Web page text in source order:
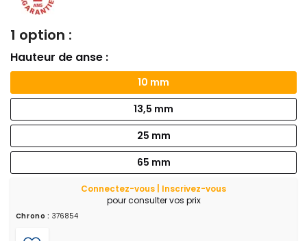
1 option :
Hauteur de anse :
10 mm
13,5 mm
25 mm
65 mm
Connectez-vous | Inscrivez-vous
pour consulter vos prix
Chrono : 376854